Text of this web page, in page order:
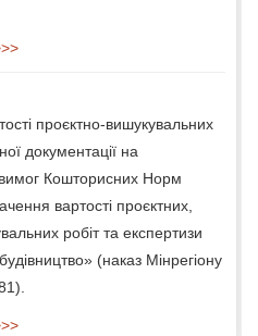
проєктно-вишукувальних
документації на
вимог Кошторисних Норм
вартості проєктних,
робіт та експертизи
(наказ Мінрегіону